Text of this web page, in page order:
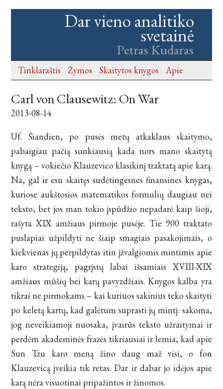
Dar vieno analitiko
svetainė
Petras Kudaras
Tinklaraštis Žymos Skaitytos knygos Apie
Carl von Clausewitz: On War
2013-08-14
Uf. Šiandien, po pusės metų atkaklaus skaitymo,
pabaigiau pačią sunkiausią kada nors mano skaitytą
knygą – vokiečio Klauzevico klasikinį traktatą apie karą.
Na, gal ir esu skaitęs sudėtingesnes finansines knygas,
kuriose aukštosios matematikos formulių daugiau nei
teksto, bet jos man tokio įspūdžio nepadarė kaip šioji,
rašyta XIX amžiaus pirmoje pusėje. Tie 900 traktato
puslapiai užpildyti ne šiaip smagiais pasakojimais, o
kiekvienas jų perpildytas itin įžvalgiomis mintimis apie
karo strategiją, pagrįstų labai išsamiais XVIII-XIX
amžiaus mūšių bei karų pavyzdžiais. Knygos kalba yra
tikrai ne pirmokams – kai kuriuos sakinius teko skaityti
po keletą kartų, kad galėtum suprasti jų mintį: sakoma,
jog neveikiamoji nuosaka, įvairūs teksto užraitymai ir
perdėm akademinės frazės tikriausiai ir lemia, kad apie
Sun Tzu karo meną žino daug maž visi, o fon
Klauzevicą įveikia tik retas. Dar ir dabar jo idėjos apie
karą nėra visuotinai pripažintos ir žinomos.